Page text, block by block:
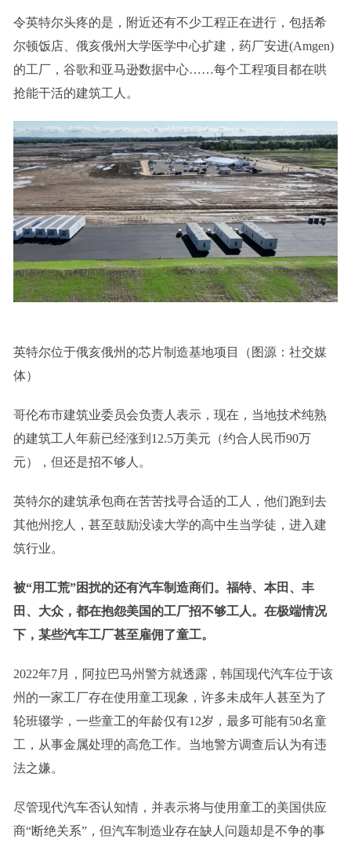
令英特尔头疼的是，附近还有不少工程正在进行，包括希
尔顿饭店、俄亥俄州大学医学中心扩建，药厂安进(Amgen)
的工厂，谷歌和亚马逊数据中心……每个工程项目都在哄
抢能干活的建筑工人。
英特尔位于俄亥俄州的芯片制造基地项目（图源：社交媒
体）
哥伦布市建筑业委员会负责人表示，现在，当地技术纯熟
的建筑工人年薪已经涨到12.5万美元（约合人民币90万
元），但还是招不够人。
英特尔的建筑承包商在苦苦找寻合适的工人，他们跑到去
其他州挖人，甚至鼓励没读大学的高中生当学徒，进入建
筑行业。
被“用工荒”困扰的还有汽车制造商们。福特、本田、丰
田、大众，都在抱怨美国的工厂招不够工人。在极端情况
下，某些汽车工厂甚至雇佣了童工。
2022年7月，阿拉巴马州警方就透露，韩国现代汽车位于该
州的一家工厂存在使用童工现象，许多未成年人甚至为了
轮班辍学，一些童工的年龄仅有12岁，最多可能有50名童
工，从事金属处理的高危工作。当地警方调查后认为有违
法之嫌。
尽管现代汽车否认知情，并表示将与使用童工的美国供应
商“断绝关系”，但汽车制造业存在缺人问题却是不争的事